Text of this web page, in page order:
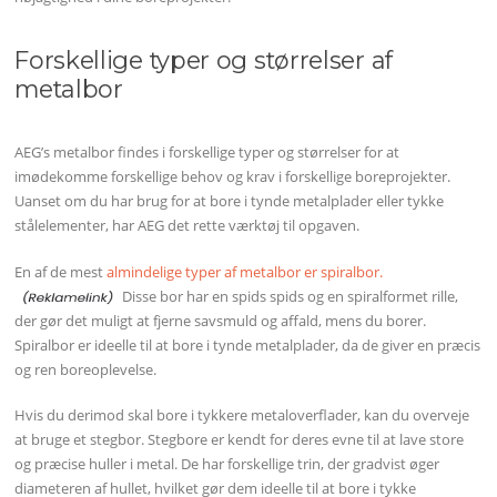
Forskellige typer og størrelser af
metalbor
AEG’s metalbor findes i forskellige typer og størrelser for at
imødekomme forskellige behov og krav i forskellige boreprojekter.
Uanset om du har brug for at bore i tynde metalplader eller tykke
stålelementer, har AEG det rette værktøj til opgaven.
En af de mestalmindelige typer af metalbor er spiralbor.
Disse bor har en spids spids og en spiralformet rille,
der gør det muligt at fjerne savsmuld og affald, mens du borer.
Spiralbor er ideelle til at bore i tynde metalplader, da de giver en præcis
og ren boreoplevelse.
Hvis du derimod skal bore i tykkere metaloverflader, kan du overveje
at bruge et stegbor. Stegbore er kendt for deres evne til at lave store
og præcise huller i metal. De har forskellige trin, der gradvist øger
diameteren af ​​hullet, hvilket gør dem ideelle til at bore i tykke